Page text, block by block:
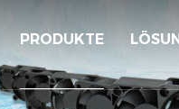
PRODUKTE